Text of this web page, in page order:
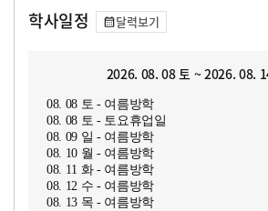
학사일정 달력보기
2026. 08. 08 토 ~ 2026. 08.
08. 08 토 - 여름방학
08. 08 토 - 토요휴업일
08. 09 일 - 여름방학
08. 10 월 - 여름방학
08. 11 화 - 여름방학
08. 12 수 - 여름방학
08. 13 목 - 여름방학